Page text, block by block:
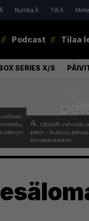
Rumba.fi Tilt.fi
Podcast Tilaa
SERIES X/S
4. Ubisoft vahvisti
pelin – kutsuu
ennakkotestiin